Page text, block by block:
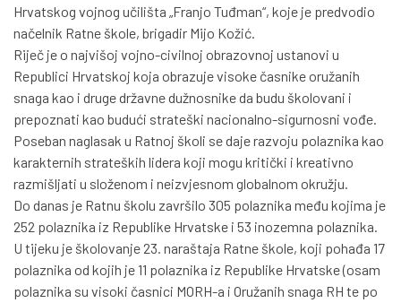
Hrvatskog vojnog učilišta „Franjo Tuđman“, koje je predvodio
načelnik Ratne škole, brigadir Mijo Kožić.
Riječ je o najvišoj vojno-civilnoj obrazovnoj ustanovi u
Republici Hrvatskoj koja obrazuje visoke časnike oružanih
snaga kao i druge državne dužnosnike da budu školovani i
prepoznati kao budući strateški nacionalno-sigurnosni vođe.
Poseban naglasak u Ratnoj školi se daje razvoju polaznika kao
karakternih strateških lidera koji mogu kritički i kreativno
razmišljati u složenom i neizvjesnom globalnom okružju.
Do danas je Ratnu školu završilo 305 polaznika među kojima je
252 polaznika iz Republike Hrvatske i 53 inozemna polaznika.
U tijeku je školovanje 23. naraštaja Ratne škole, koji pohađa 17
polaznika od kojih je 11 polaznika iz Republike Hrvatske (osam
polaznika su visoki časnici MORH-a i Oružanih snaga RH te po